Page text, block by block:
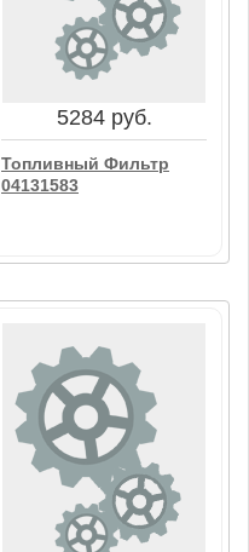
Топливный Фильтр
04295974
5284 руб.
Топливный Фильтр
04131583
5284 руб.
Топливный Фильтр
04131583